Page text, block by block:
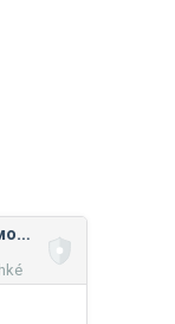
Площа квадрата та прямокутника (на координатній площині)